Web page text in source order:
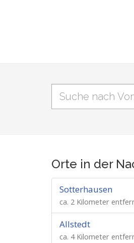
Orte in der
Sotterhausen
ca. 2 Kilometer
Allstedt
ca. 4 Kilometer